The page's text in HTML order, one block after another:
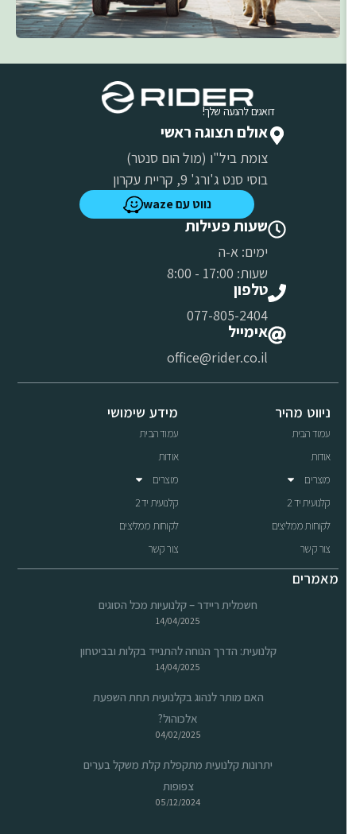
דואגים להנעה שלך!
אולם תצוגה ראשי
צומת ביל"ו (מול הום סנטר)
בוסי סנט ג'ורג' 9, קריית עקרון
נווט עם waze
שעות פעילות
ימים: א-ה
שעות: 17:00 - 8:00
טלפון
077-805-2404
אימייל
office@rider.co.il
ניווט מהיר
עמוד הבית
אודות
מוצרים
קלנועית יד 2
לקוחות ממליצים
צור קשר
מידע שימושי
עמוד הבית
אודות
מוצרים
קלנועית יד 2
לקוחות ממליצים
צור קשר
מאמרים
חשמלית ריידר – קלנועיות מכל הסוגים
14/04/2025
קלנועית: הדרך הנוחה להתנייד בקלות ובביטחון
14/04/2025
האם מותר לנהוג בקלנועית תחת השפעת
אלכוהול?
04/02/2025
יתרונות קלנועית מתקפלת קלת משקל בערים
צפופות
05/12/2024